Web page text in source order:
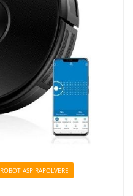
ROBOT ASPIRAPOLVERE